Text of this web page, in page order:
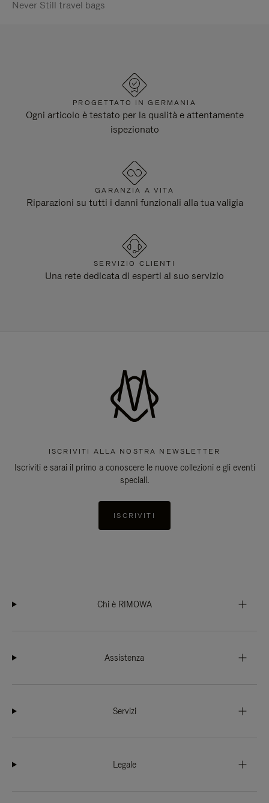
Never Still travel bags
PROGETTATO IN GERMANIA
Ogni articolo è testato per la qualità e attentamente
ispezionato
GARANZIA A VITA
Riparazioni su tutti i danni funzionali alla tua valigia
SERVIZIO CLIENTI
Una rete dedicata di esperti al suo servizio
ISCRIVITI ALLA NOSTRA NEWSLETTER
Iscriviti e sarai il primo a conoscere le nuove collezioni e gli eventi
speciali.
ISCRIVITI
Chi è RIMOWA
Assistenza
Servizi
Legale